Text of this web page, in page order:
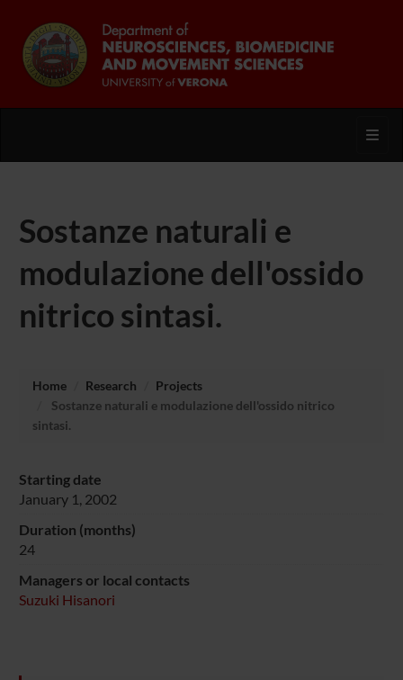
Sostanze naturali e
modulazione dell'ossido
nitrico sintasi.
Home Research
Projects
Sostanze naturali e modulazione dell'ossido nitrico
sintasi.
Starting date
January 1, 2002
Duration (months)
24
Managers or local contacts
Suzuki Hisanori